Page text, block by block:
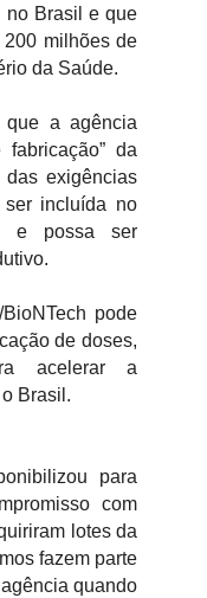
no Brasil e que
milhões de
da Saúde.
que a agência
da
exigências
incluída no
e possa ser
pode
de doses,
acelerar a
Brasil.
para
com
lotes da
fazem parte
quando